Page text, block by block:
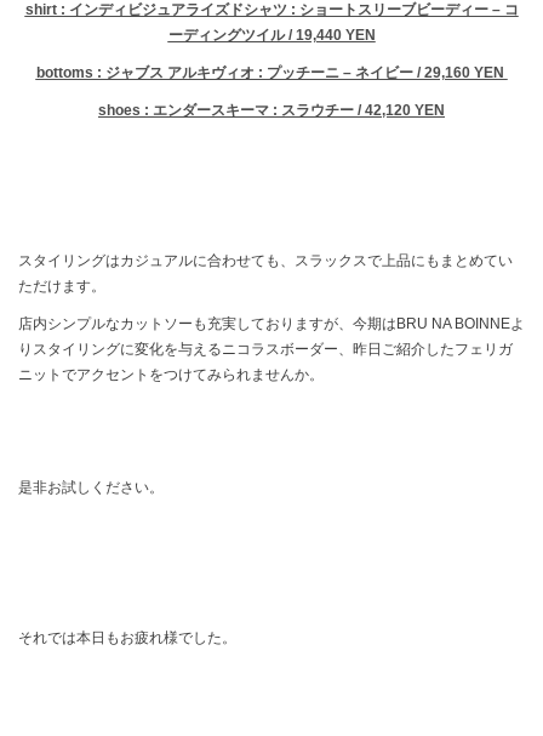
shirt : インディビジュアライズドシャツ : ショートスリーブビーディー – コ
ーディングツイル / 19,440 YEN
bottoms : ジャブス アルキヴィオ : プッチーニ – ネイビー / 29,160 YEN
shoes : エンダースキーマ : スラウチー / 42,120 YEN
スタイリングはカジュアルに合わせても、スラックスで上品にもまとめてい
ただけます。
店内シンプルなカットソーも充実しておりますが、今期はBRU NA BOINNEよ
りスタイリングに変化を与えるニコラスボーダー、昨日ご紹介したフェリガ
ニットでアクセントをつけてみられませんか。
是非お試しください。
それでは本日もお疲れ様でした。